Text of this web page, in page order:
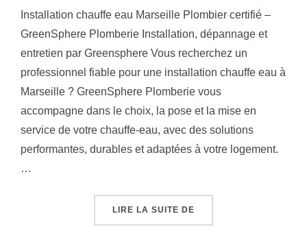
Installation chauffe eau Marseille Plombier certifié –
GreenSphere Plomberie Installation, dépannage et
entretien par Greensphere Vous recherchez un
professionnel fiable pour une installation chauffe eau à
Marseille ? GreenSphere Plomberie vous
accompagne dans le choix, la pose et la mise en
service de votre chauffe-eau, avec des solutions
performantes, durables et adaptées à votre logement.
…
LIRE LA SUITE DE